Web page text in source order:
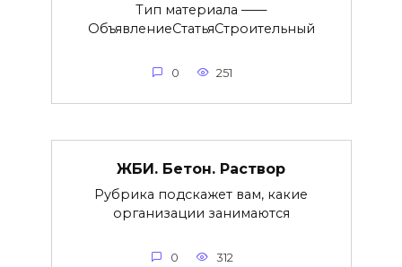
Тип материала ——
ОбъявлениеСтатьяСтроительный
0 251
ЖБИ. Бетон. Раствор
Рубрика подскажет вам, какие
организации занимаются
0 312